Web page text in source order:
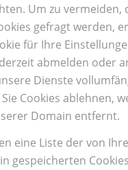
Um zu vermeiden,
gefragt werden,
für Ihre
abmelden oder
Dienste
Cookies ablehnen,
Domain entfernt.
eine Liste der von
gespeicherten